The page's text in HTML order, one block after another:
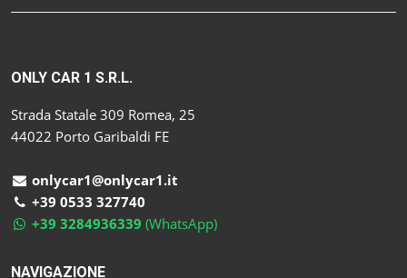
ONLY CAR 1 S.R.L.
Strada Statale 309 Romea, 25
44022 Porto Garibaldi FE
onlycar1@onlycar1.it
+39 0533 327740
+39 3284936339 (WhatsApp)
NAVIGAZIONE